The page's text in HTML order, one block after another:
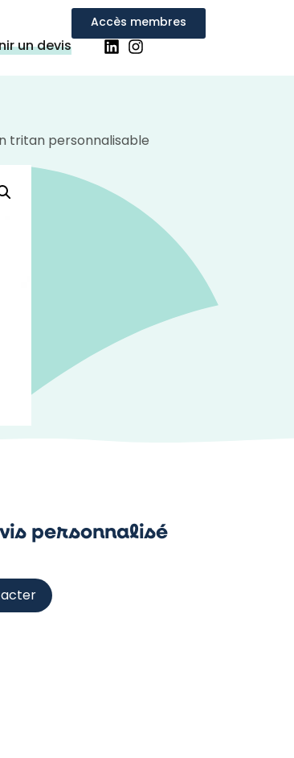
Accès membres
un devis
tritan personnalisable
personnalisé